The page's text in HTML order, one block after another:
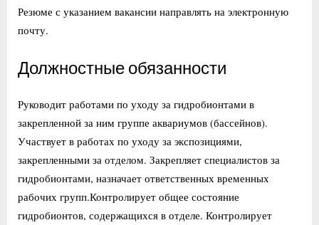
Резюме с указанием вакансии направлять на электронную
почту.
Должностные обязанности
Руководит работами по уходу за гидробионтами в
закрепленной за ним группе аквариумов (бассейнов).
Участвует в работах по уходу за экспозициями,
закрепленными за отделом. Закрепляет специалистов за
гидробионтами, назначает ответственных временных
рабочих групп.Контролирует общее состояние
гидробионтов, содержащихся в отделе. Контролирует